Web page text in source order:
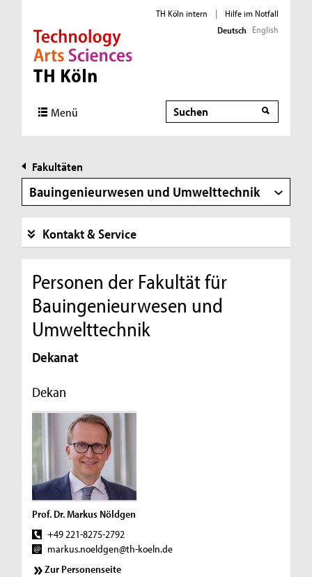
Direkt zur Hauptnavigation
Direkt zur Subnavigation
Direkt zum Inhalt
Direkt zum Fußbereich
TH Köln intern |
Hilfe im Notfall
Deutsch English
Menü Suche
Suche
Fakultäten
Bauingenieurwesen und Umwelttechnik
Kontakt & Service
Personen der Fakultät für
Bauingenieurwesen und
Umwelttechnik
Dekanat
Dekan
Prof. Dr. Markus Nöldgen
+49 221-8275-2792
markus.noeldgen@th-koeln.de
Zur Personenseite